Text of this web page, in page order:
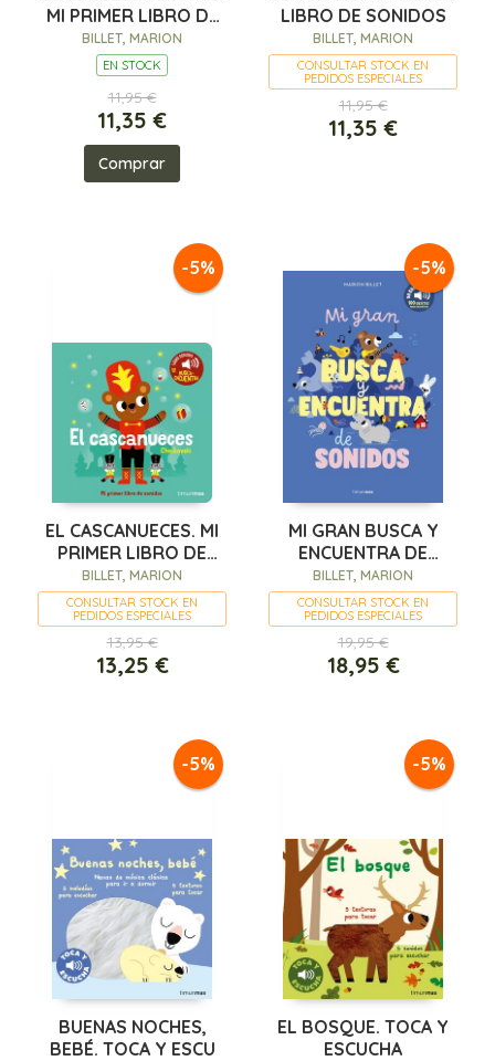
MI PRIMER LIBRO DE
SONIDOS
BILLET, MARION
EN STOCK
11,95 €
11,35 €
Comprar
LIBRO DE SONIDOS
BILLET, MARION
CONSULTAR STOCK EN
PEDIDOS ESPECIALES
11,95 €
11,35 €
-5%
EL CASCANUECES. MI
PRIMER LIBRO DE
SONIDOS
BILLET, MARION
CONSULTAR STOCK EN
PEDIDOS ESPECIALES
13,95 €
13,25 €
-5%
MI GRAN BUSCA Y
ENCUENTRA DE
SONIDOS
BILLET, MARION
CONSULTAR STOCK EN
PEDIDOS ESPECIALES
19,95 €
18,95 €
-5%
BUENAS NOCHES,
BEBÉ. TOCA Y ESCU
-5%
EL BOSQUE. TOCA Y
ESCUCHA